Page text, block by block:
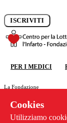
Cookies
Utilizziamo
ISCRIVITI
PER I MEDICI
La Fondazione
Congresso CCC
News